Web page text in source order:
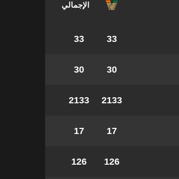
الإجمالي
33
33
30
30
2133
2133
17
17
126
126